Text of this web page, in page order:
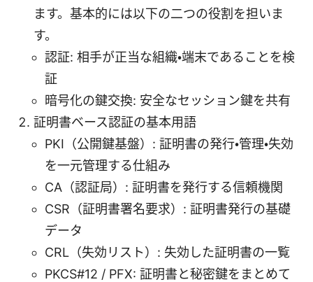
ます。基本的には以下の二つの役割を担いま
す。
認証: 相手が正当な組織・端末であることを検
証
暗号化の鍵交換: 安全なセッション鍵を共有
証明書ベース認証の基本用語
PKI（公開鍵基盤）: 証明書の発行・管理・失効
を一元管理する仕組み
CA（認証局）: 証明書を発行する信頼機関
CSR（証明書署名要求）: 証明書発行の基礎
データ
CRL（失効リスト）: 失効した証明書の一覧
PKCS#12 / PFX: 証明書と秘密鍵をまとめて